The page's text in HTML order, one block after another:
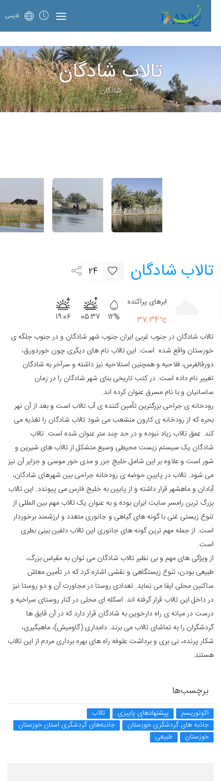
فارسی
تالاب شادگان
شادگان
تالاب شادگان 24
ابرهای پراکنده
37.34°c
12%
05:37
19:06
تالاب شادگان در جنوب غربی ایران جنوب شهر شادگان و در جنوب جلگه ی
خوزستان واقع شده است. این تالاب نام های دیگری چون خوردورق،
دورقالفرس، فلاحیه و همچنین استلاحیه نیز داشته و سرآخر به شادگان
تغییر نام داده است. در کتب تاریخی بنای شهر شادگان را در زمان
ساسانیان و با نام مسرق عنوان کرده اند.
رودخانه ی جراحی بزرگترین تأمین کننده ی آب تالاب است و بعد از آن نهر
بحره که از رودخانه ی کارون منشعب می شود تالاب شادگان را تغذیه می
کند. عمق تالاب زیاد نبوده و در حد چند متر عنوان شده است. تالاب
شادگان یک سیستم زیست محیطی وسیع متشکل از تالاب های شیرین و
شور است و علاوه بر این شامل خلیج جزر و مدی خور موسی و جزایر آن نیز
می شود. تالاب در پایینِ حوضه ی رودخانه جراحی بین شهرهای شادگان،
آبادان و ماهشهر قرار داشته و از پایین به خلیج فارس می پیوندد. این تالاب
بزرگ ترین رامسر سایت ایران بوده و به عنوان یک تالاب مهم بین المللی از
تنوع زیستی غنی با گونه های گیاهی و جانوری متعدد و ارزشمند برخوردار
است. از جمله مهم ترین گونه های جانوری این تالاب دلفین بینی بطری
است.
از ویژگی های مهم و بی نظیر تالاب شادگان می توان به مقیاس بزرگ،
طبیعی بودن، تنوع زیستگاهی و نقشی اشاره کرد که در تأمین معاش
ساکنین محلی ایفا می نماید. تعدادی روستا در مجاورت آن و دو روستا نیز
در داخل این تالاب قرار گرفته اند. اسکله ای محلی در کنار روستای سراخیه و
درست در میانه ی راه دارخوین به شادگان قرار دارد که در آن قایق ها
گردشگران را به تماشای تالاب می برند. دامداری (گاومیش)، ماهیگیری،
شکار پرنده، نی بری و برداشت علوفه راه های بهره برداری مردم از این تالاب
هستند.
برچسب‌ها
اکوتوریسم پیشنهادهای پاییزی
تالاب
جاذبه های گردشگری خوزستان
جاذبه‌های گردشگری استان خوزستان
خوزستان
طبیعی